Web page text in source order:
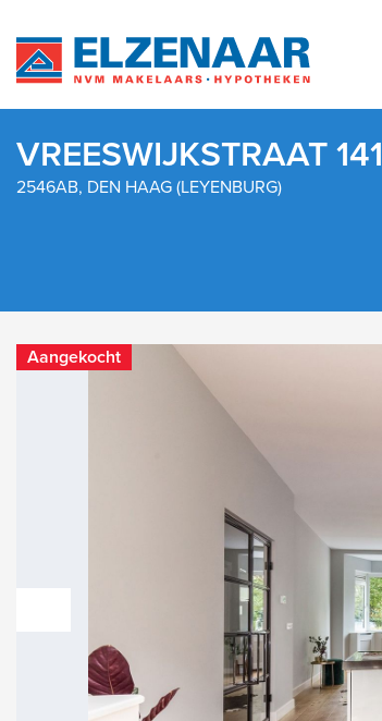
VREESWIJKSTRAAT 141
2546AB, DEN HAAG (LEYENBURG)
Aangekocht